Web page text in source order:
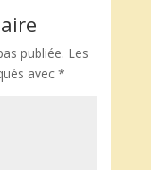
publiée. Les
avec *